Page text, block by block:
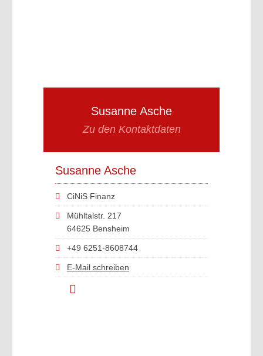
Susanne Asche
Zu den Kontaktdaten
Susanne Asche
CiNiS Finanz
Mühltalstr. 217
64625 Bensheim
+49 6251-8608744
E-Mail schreiben